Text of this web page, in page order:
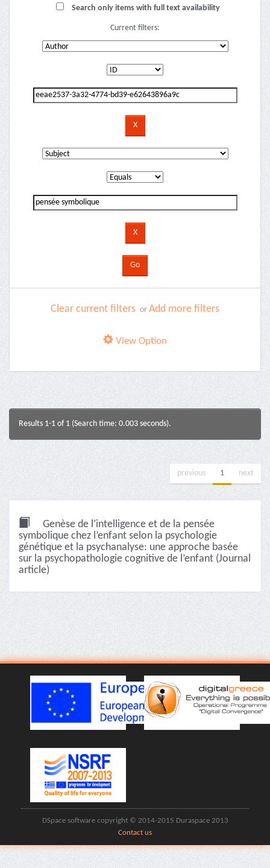
Search only items with full text availability
Current filters:
Clear current filters or Add more filters
View Option
Results 1-1 of 1 (Search time: 0.003 seconds).
previous 1 next
Genèse de l’intelligence et de la pensée
symbolique chez l’enfant selon la psychologie
génétique et la psychanalyse: une approche basée
sur la psychopathologie cognitive de l’enfant (Journal
article)
DSpace software copyright © 2014-2015 Duraspace 2013
Contact us